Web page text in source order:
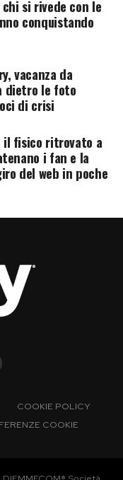
si rivede con le
conquistando
vacanza da
dietro le foto
di crisi
il fisico ritrovato a
i fan e la
del web in poche
COOKIE POLICY
COOKIE